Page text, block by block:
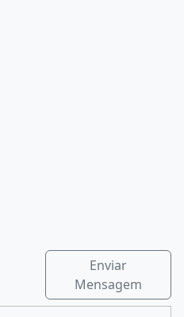
Enviar
Mensagem